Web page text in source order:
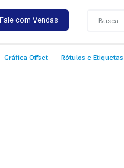
Fale com Vendas
Aplicações Gráfica Offset